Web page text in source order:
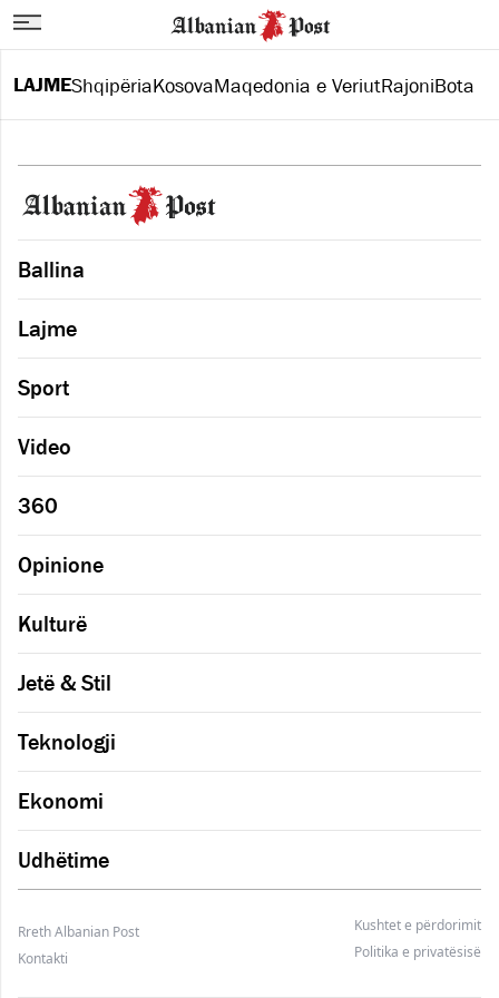
LAJMEShqipëriaKosovaMaqedonia e VeriutRajoniBota
Ballina
Lajme
Sport
Video
360
Opinione
Kulturë
Jetë & Stil
Teknologji
Ekonomi
Udhëtime
Rreth Albanian Post
Kushtet e përdorimit
Kontakti
Politika e privatësisë